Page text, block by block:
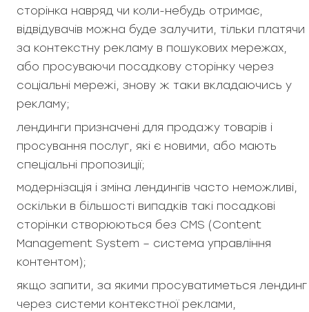
сторінка навряд чи коли-небудь отримає,
відвідувачів можна буде залучити, тільки платячи
за контекстну рекламу в пошукових мережах,
або просуваючи посадкову сторінку через
соціальні мережі, знову ж таки вкладаючись у
рекламу;
лендинги призначені для продажу товарів і
просування послуг, які є новими, або мають
спеціальні пропозиції;
модернізація і зміна лендингів часто неможливі,
оскільки в більшості випадків такі посадкові
сторінки створюються без CMS (Content
Management System – система управління
контентом);
якщо запити, за якими просуватиметься лендинг
через системи контекстної реклами,